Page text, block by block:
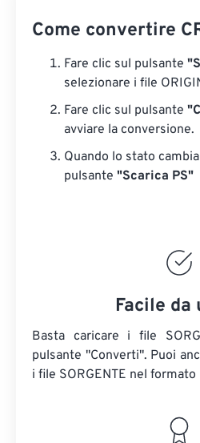
Come convertire
Fare clic sul pulsante
selezionare i file
Fare clic sul pulsante
avviare la conversione.
Quando lo stato
pulsante "Scarica PS"
Facile da
Basta caricare i file
pulsante "Converti". Puoi
i file SORGENTE nel formato